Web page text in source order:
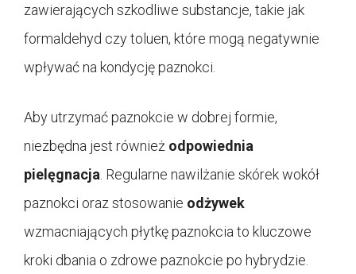
zawierających szkodliwe substancje, takie jak
formaldehyd czy toluen, które mogą negatywnie
wpływać na kondycję paznokci.
Aby utrzymać paznokcie w dobrej formie,
niezbędna jest również odpowiednia
pielęgnacja . Regularne nawilżanie skórek wokół
paznokci oraz stosowanie odżywek
wzmacniających płytkę paznokcia to kluczowe
kroki dbania o zdrowe paznokcie po hybrydzie.